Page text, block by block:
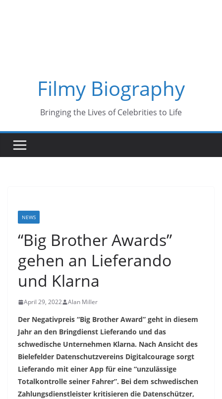
Filmy Biography
Bringing the Lives of Celebrities to Life
NEWS
“Big Brother Awards”
gehen an Lieferando
und Klarna
April 29, 2022 Alan Miller
Der Negativpreis “Big Brother Award” geht in diesem
Jahr an den Bringdienst Lieferando und das
schwedische Unternehmen Klarna. Nach Ansicht des
Bielefelder Datenschutzvereins Digitalcourage sorgt
Lieferando mit einer App für eine “unzulässige
Totalkontrolle seiner Fahrer”. Bei dem schwedischen
Zahlungsdienstleister kritisieren die Datenschützer,